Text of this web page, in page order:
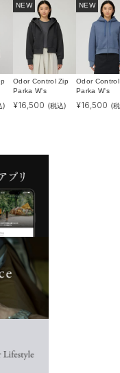
)
NEW
Odor Control Zip
Parka W's
¥16,500 (税込)
NEW
Odor
Parka W's
¥16,500 (